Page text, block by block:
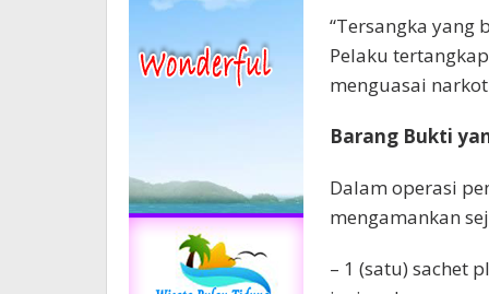
“Tersangka yang
Pelaku
menguasai
Barang Bukti
Dalam operasi
mengamankan
– 1 (satu) sachet